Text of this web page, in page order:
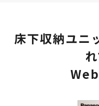
床下収納ユニ